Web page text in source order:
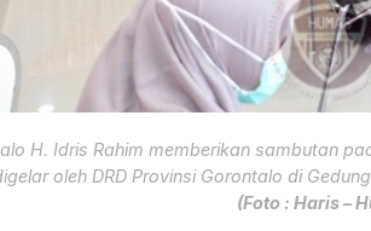
H. Idris Rahim memberikan sambutan
oleh DRD Provinsi Gorontalo di
(Foto : Haris –